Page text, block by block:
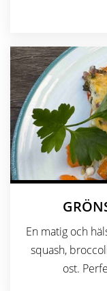
En matig och
squash,
ost.